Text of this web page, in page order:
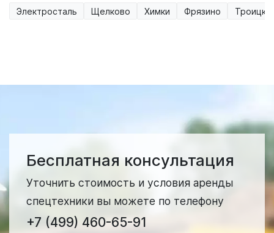
Электросталь Щелково Химки Фрязино Троицк
Бесплатная консультация
Уточнить стоимость и условия аренды
спецтехники вы можете по телефону
+7 (499) 460-65-91